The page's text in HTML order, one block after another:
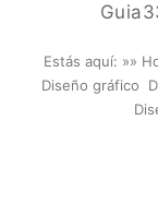
Estás aquí: »»
Diseño gráfico